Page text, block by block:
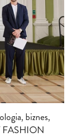
biznes,
FASHION